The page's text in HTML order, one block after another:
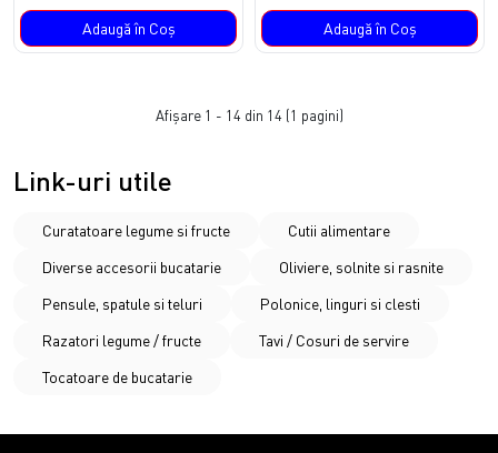
Adaugă în Coş Adaugă în Coş
Afişare 1 - 14 din 14 (1 pagini)
Link-uri utile
Curatatoare legume si fructe
Cutii alimentare
Diverse accesorii bucatarie
Oliviere, solnite si rasnite
Pensule, spatule si teluri
Polonice, linguri si clesti
Razatori legume / fructe
Tavi / Cosuri de servire
Tocatoare de bucatarie